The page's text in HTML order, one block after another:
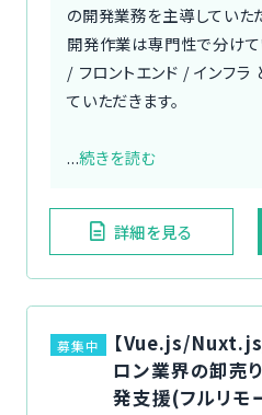
の開発業務を主導していた
開発作業は専門性で分けて
/ フロントエンド / インフラ
ていただきます。
...続きを読む
詳細を見る
募集中
【Vue.js/
ロン業界の卸売
発支援(フルリモ